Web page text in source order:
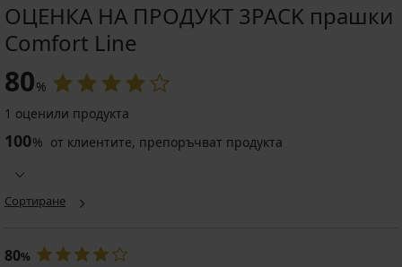
ОЦЕНКА НА ПРОДУКТ 3PACK прашки
Comfort Line
80%
1 оценили продукта
100% от клиентите, препоръчват продукта
Сортиране
80%